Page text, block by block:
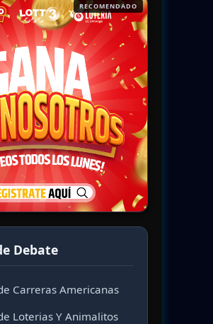
RECOMENDADO
Debate
Carreras Americanas
Loterias Y Animalitos